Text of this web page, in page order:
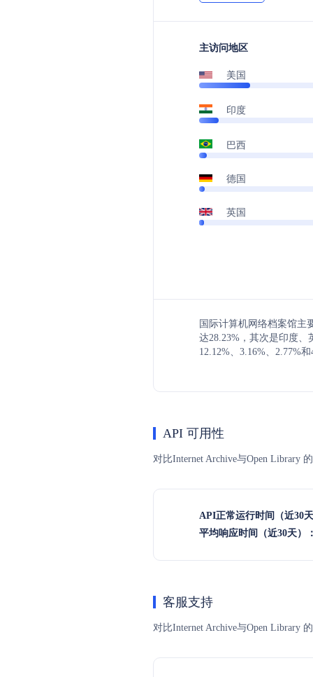
主访问地区
美国
印度
巴西
德国
英国
国际计算机网络档案馆主
达28.23%，其次是印度
12.12%、3.16%、2.77%
API 可用性
对比Internet Archive与Open Library
API正常运行时间（近30
平均响应时间（近30天）
客服支持
对比Internet Archive与Open Library